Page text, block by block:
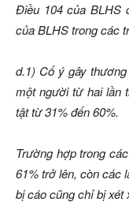
Điều 104 của BLHS
của BLHS trong các
d.1) Cố ý gây
một người từ hai lần
tật từ 31% đến 60%.
Trường hợp trong
61% trở lên, còn các
bị cáo cũng chỉ bị